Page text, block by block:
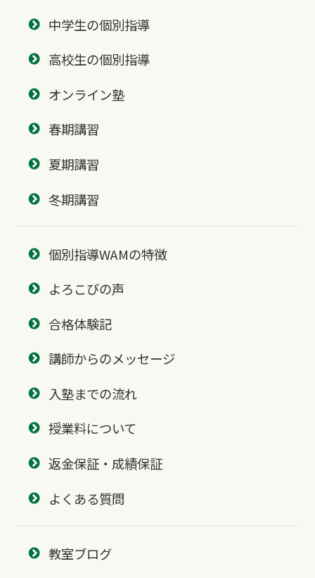
中学生の個別指導
高校生の個別指導
オンライン塾
春期講習
夏期講習
冬期講習
個別指導WAMの特徴
よろこびの声
合格体験記
講師からのメッセージ
入塾までの流れ
授業料について
返金保証・成績保証
よくある質問
教室ブログ